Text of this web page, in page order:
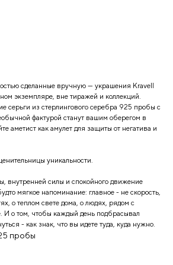
сделанные вручную — украшения Kravell
экземпляре, вне тиражей и коллекций.
серьги из стерлингового серебра 925 пробы с
фактурой станут вашим оберегом в
аметист как амулет для защиты от негатива и
уникальности.
внутренней силы и спокойного движение
мягкое напоминание: главное - не скорость,
о теплом свете дома, о людях, рядом с
И о том, чтобы каждый день подбрасывал
- как знак, что вы идете туда, куда нужно.
пробы